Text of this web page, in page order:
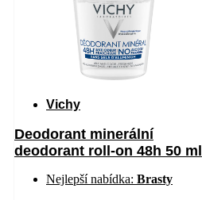
Vichy
Deodorant minerální
deodorant roll-on 48h 50 ml
Nejlepší nabídka: Brasty